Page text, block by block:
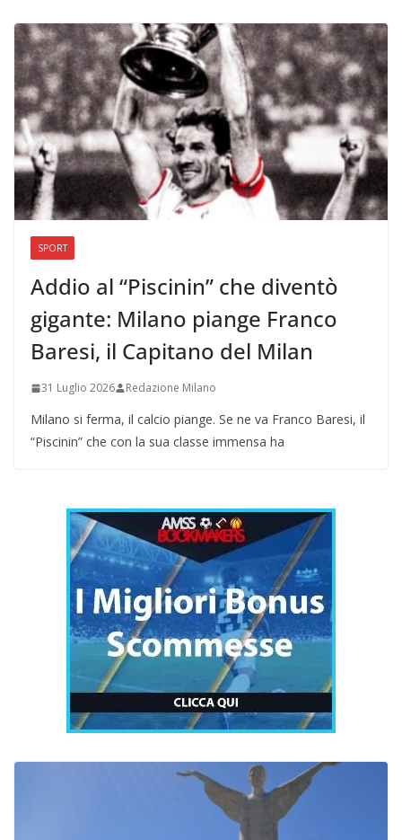
SPORT
Addio al “Piscinin” che diventò
gigante: Milano piange Franco
Baresi, il Capitano del Milan
31 Luglio 2026 Redazione Milano
Milano si ferma, il calcio piange. Se ne va Franco Baresi, il
“Piscinin” che con la sua classe immensa ha